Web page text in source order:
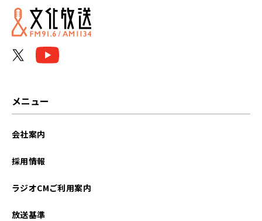
2023年12月
メニュー
会社案内
採用情報
ラジオCMご利用案内
放送基準